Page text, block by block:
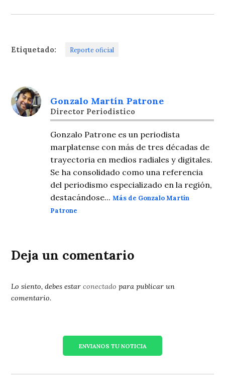
Etiquetado: Reporte oficial
Gonzalo Martín Patrone
Director Periodistico
Gonzalo Patrone es un periodista
marplatense con más de tres décadas de
trayectoria en medios radiales y digitales.
Se ha consolidado como una referencia
del periodismo especializado en la región,
destacándose...Más de Gonzalo Martín
Patrone
Deja un comentario
Lo siento, debes estarconectado para publicar un
comentario.
ENVIANOS TU NOTICIA